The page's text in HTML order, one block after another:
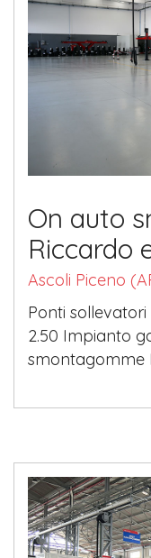
On auto
Riccardo
Ascoli Piceno
Ponti sollevatori
2.50 Impianto
smontagomme